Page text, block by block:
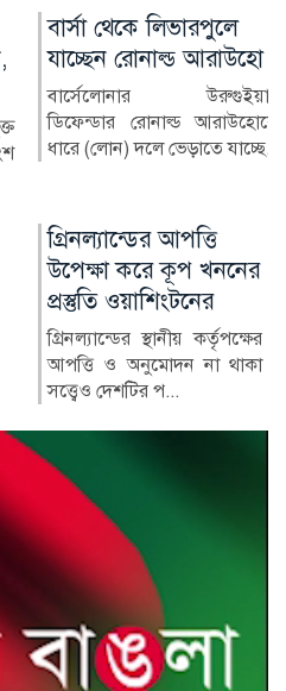
চিকিৎসক নিরাপদ
থাকলেই বদলাবে
স্বাস্থ্যসেবার চিত্র
বাংলাদেশের স্বাস্থ্য খাতে গত
কয়েক দশকে উল্লেখযোগ্য
রাশিয়া-ইউক্রেন
পাল্টাপাল্টি হামলায়
নিহত ৩, আহত ১০
রাশিয়া ও ইউক্রেনের মধ্যে
শনিবার রাতভর পাল্টাপাল্টি
হামলায় অন্তত তিনজন নিহত